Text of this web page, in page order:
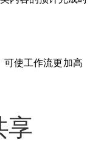
使工作流更加高
享